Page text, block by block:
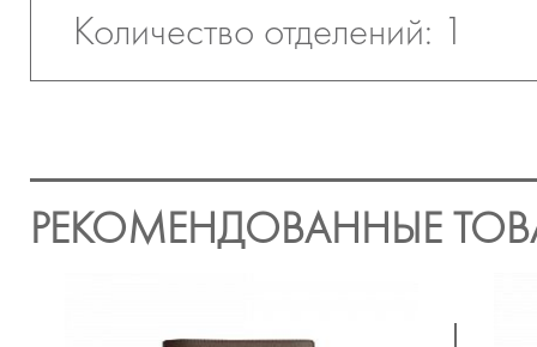
Количество отделений: 1
РЕКОМЕНДОВАННЫЕ